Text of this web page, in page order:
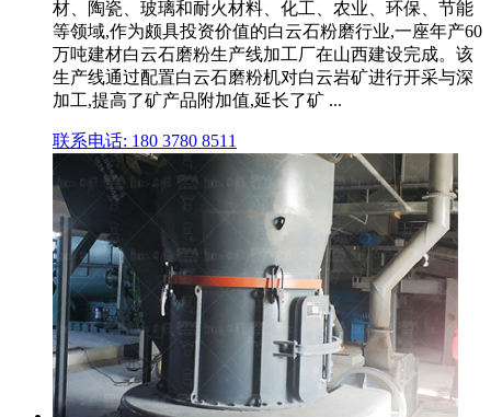
材、陶瓷、玻璃和耐火材料、化工、农业、环保、节能
等领域,作为颇具投资价值的白云石粉磨行业,一座年产60
万吨建材白云石磨粉生产线加工厂在山西建设完成。该
生产线通过配置白云石磨粉机对白云岩矿进行开采与深
加工,提高了矿产品附加值,延长了矿 ...
联系电话: 180 3780 8511